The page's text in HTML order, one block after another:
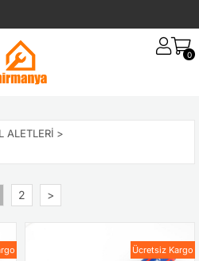
0
ALETLERI >
2 >
Ücretsiz Kargo